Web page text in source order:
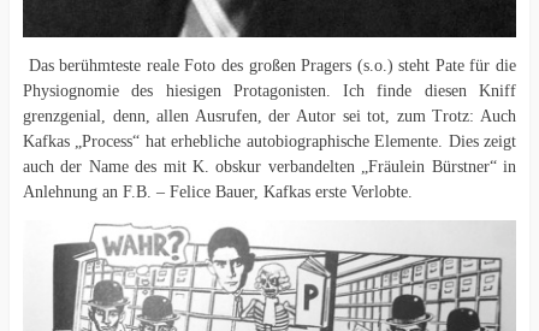
Das berühmteste reale Foto des großen Pragers (s.o.) steht Pate für die
Physiognomie des hiesigen Protagonisten. Ich finde diesen Kniff
grenzgenial, denn, allen Ausrufen, der Autor sei tot, zum Trotz: Auch
Kafkas „Process“ hat erhebliche autobiographische Elemente. Dies zeigt
auch der Name des mit K. obskur verbandelten „Fräulein Bürstner“ in
Anlehnung an F.B. – Felice Bauer, Kafkas erste Verlobte.